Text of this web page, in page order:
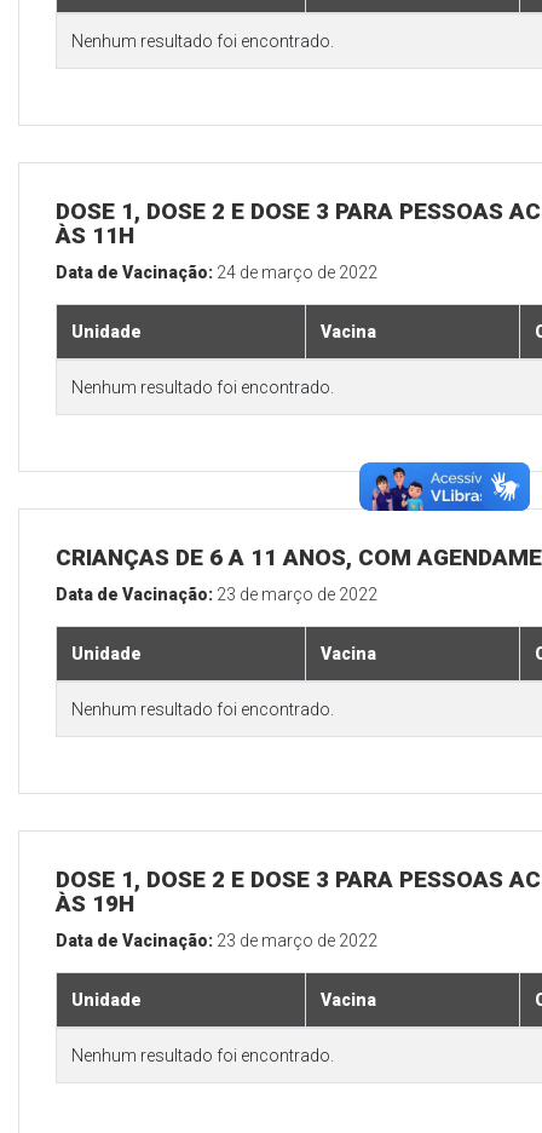
Nenhum resultado foi encontrado.
DOSE 1, DOSE 2 E DOSE 3 PARA PESSOAS
ÀS 11H
Data de Vacinação: 24 de março de 2022
Unidade Vacina
Nenhum resultado foi encontrado.
CRIANÇAS DE 6 A 11 ANOS, COM
Data de Vacinação: 23 de março de 2022
Unidade Vacina
Nenhum resultado foi encontrado.
DOSE 1, DOSE 2 E DOSE 3 PARA PESSOAS
ÀS 19H
Data de Vacinação: 23 de março de 2022
Unidade Vacina
Nenhum resultado foi encontrado.